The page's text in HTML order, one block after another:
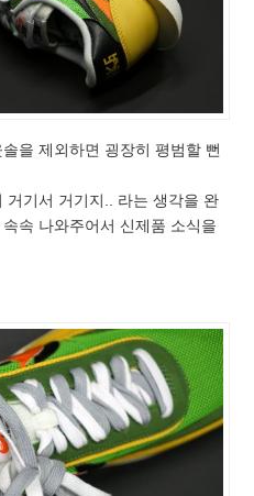
을 제외하면 굉장히 평범할 뻔
거기서 거기지.. 라는 생각을 완
속 나와주어서 신제품 소식을